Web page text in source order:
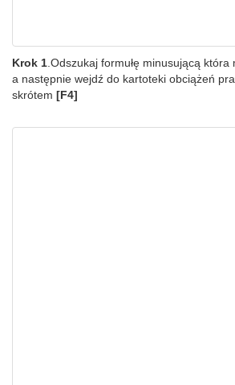
Krok 1 .Odszukaj formułę minusującą która
a następnie wejdź do kartoteki obciążeń
skrótem [F4]